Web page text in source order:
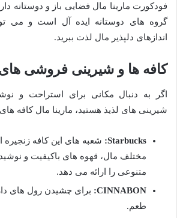
فودکورت مارینا مال فضایی باز و دوستانه
گروه های دوستانه ایده آل است و می
اندازهای دلپذیر مال لذت ببرید.
کافه ها و شیرینی فروشی
اگر به دنبال مکانی برای استراحت و
شیرینی های لذیذ هستید، مارینا مال کافه
Starbucks:
شعبه های این کافه
مختلف مال، قهوه های باکیفیت و
متنوعی را ارائه می دهد.
CINNABON:
برای چشیدن رول های
طعم.